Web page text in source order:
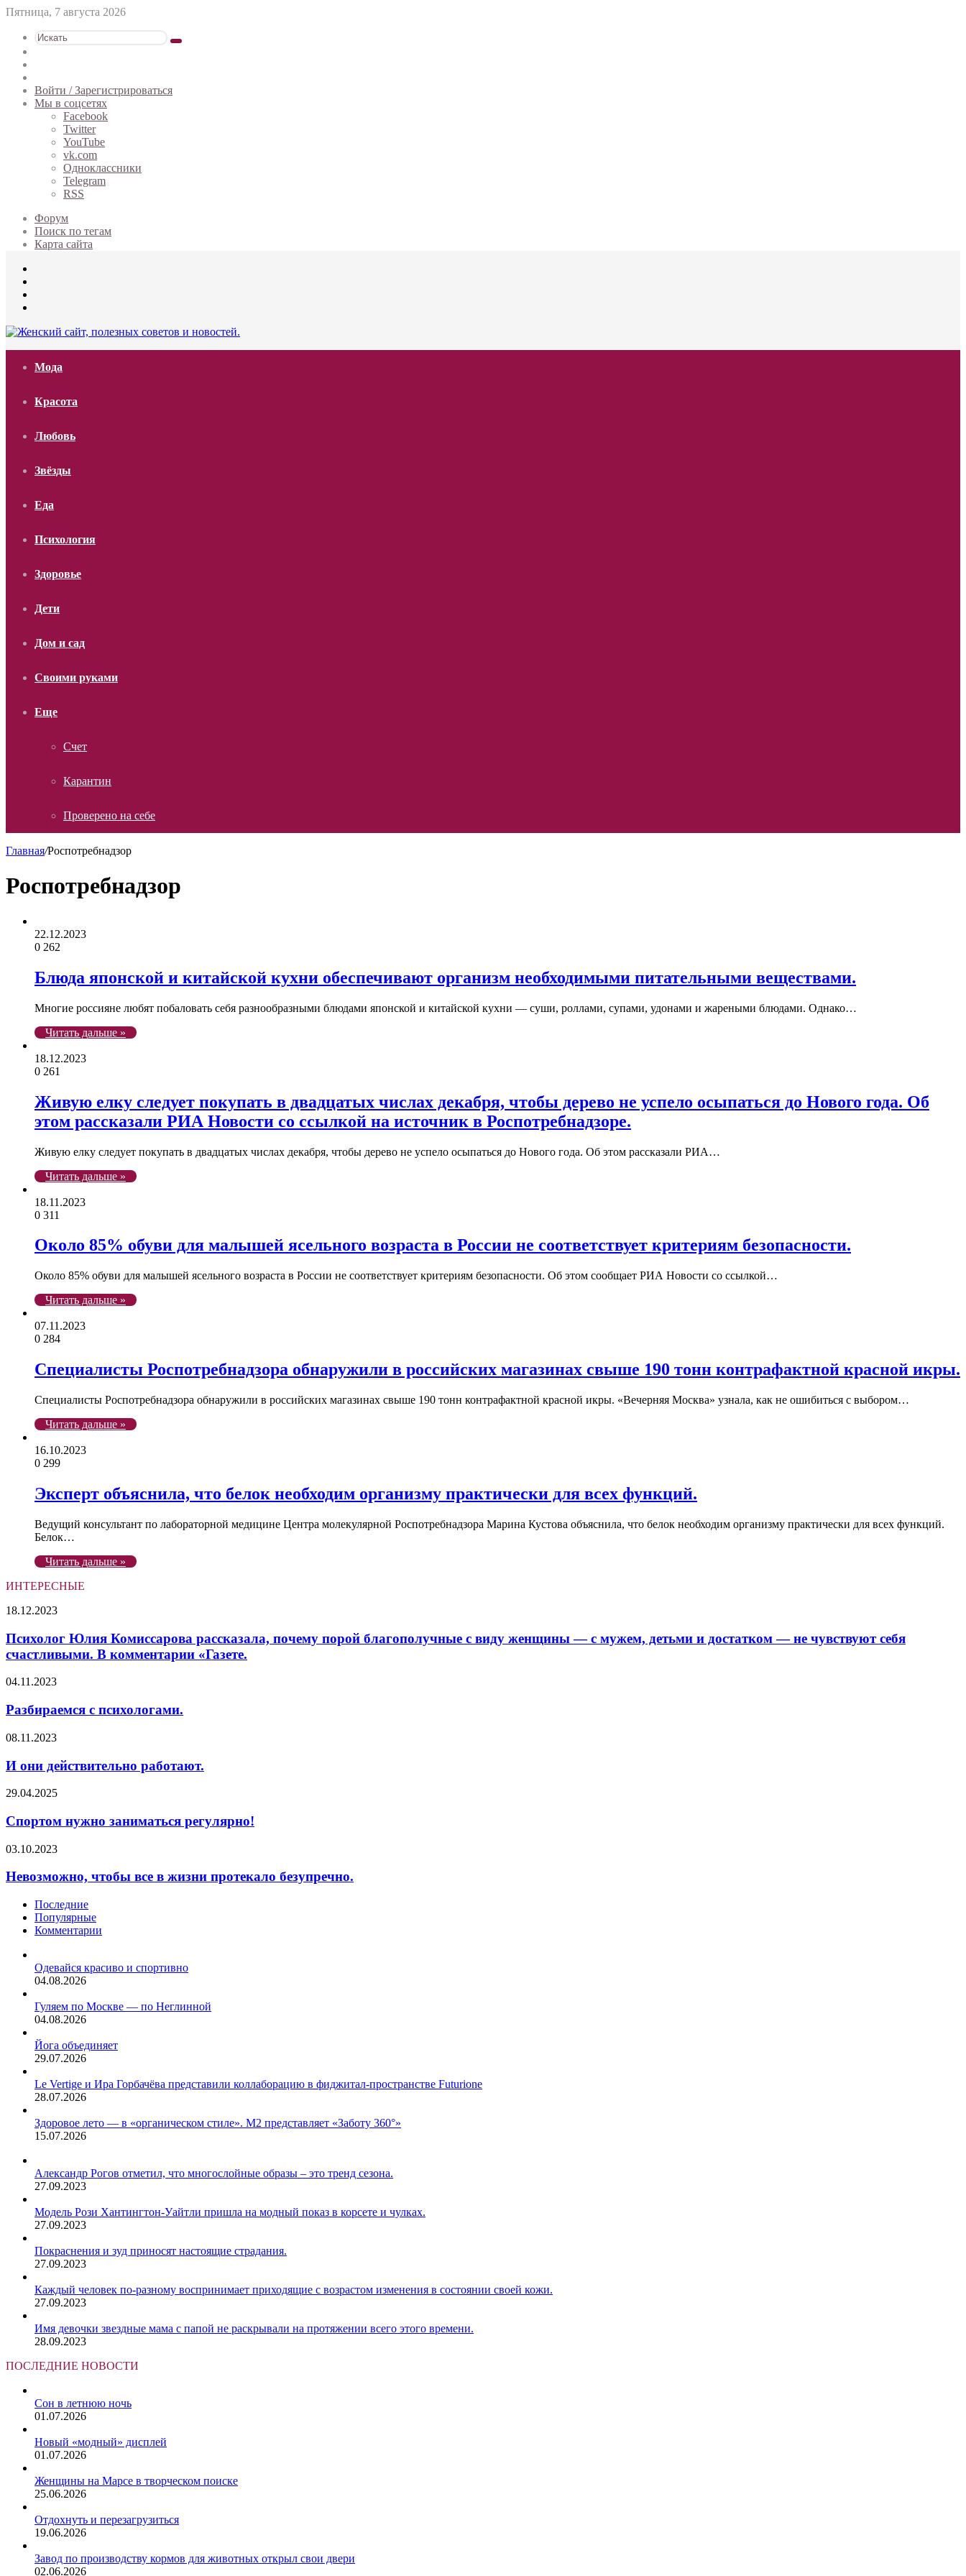
Пятница, 7 августа 2026
Искать
статья
Войти / Зарегистрироваться
Мы в соцсетях
Facebook
Twitter
YouTube
vk.com
Одноклассники
Telegram
RSS
Форум
Поиск по тегам
Карта сайта
Мода
Красота
Любовь
Звёзды
Еда
Психология
Здоровье
Дети
Дом и сад
Своими руками
Еще
Счет
Карантин
Проверено на себе
Главная/Роспотребнадзор
Роспотребнадзор
22.12.2023
0 262
Блюда японской и китайской кухни обеспечивают организм необходимыми питательными веществами.
Многие россияне любят побаловать себя разнообразными блюдами японской и китайской кухни — суши, роллами, супами, удонами и жареными блюдами. Однако…
Читать дальше »
18.12.2023
0 261
Живую елку следует покупать в двадцатых числах декабря, чтобы дерево не успело осыпаться до Нового года. Об
этом рассказали РИА Новости со ссылкой на источник в Роспотребнадзоре.
Живую елку следует покупать в двадцатых числах декабря, чтобы дерево не успело осыпаться до Нового года. Об этом рассказали РИА…
Читать дальше »
18.11.2023
0 311
Около 85% обуви для малышей ясельного возраста в России не соответствует критериям безопасности.
Около 85% обуви для малышей ясельного возраста в России не соответствует критериям безопасности. Об этом сообщает РИА Новости со ссылкой…
Читать дальше »
07.11.2023
0 284
Специалисты Роспотребнадзора обнаружили в российских магазинах свыше 190 тонн контрафактной красной икры.
Специалисты Роспотребнадзора обнаружили в российских магазинах свыше 190 тонн контрафактной красной икры. «Вечерняя Москва» узнала, как не ошибиться с выбором…
Читать дальше »
16.10.2023
0 299
Эксперт объяснила, что белок необходим организму практически для всех функций.
Ведущий консультант по лабораторной медицине Центра молекулярной Роспотребнадзора Марина Кустова объяснила, что белок необходим организму практически для всех функций.
Белок…
Читать дальше »
ИНТЕРЕСНЫЕ
Психолог
Комиссарова
рассказала,
почему
благополучные
виду
—
мужем,
и
—
не
чувствуют
себя
В
«Газете.
18.12.2023
Психолог Юлия Комиссарова рассказала, почему порой благополучные с виду женщины — с мужем, детьми и достатком — не чувствуют себя
счастливыми. В комментарии «Газете.
Разбираемся
психологами.
04.11.2023
Разбираемся с психологами.
И
действительно
работают.
08.11.2023
И они действительно работают.
Спортом
заниматься
регулярно!
29.04.2025
Спортом нужно заниматься регулярно!
Невозможно,
все
жизни
протекало
безупречно.
03.10.2023
Невозможно, чтобы все в жизни протекало безупречно.
Последние
Популярные
Комментарии
Одевайся красиво и спортивно
04.08.2026
Гуляем по Москве — по Неглинной
04.08.2026
Йога объединяет
29.07.2026
Le Vertige и Ира Горбачёва представили коллаборацию в фиджитал-пространстве Futurione
28.07.2026
Здоровое лето — в «органическом стиле». М2 представляет «Заботу 360°»
15.07.2026
Александр Рогов отметил, что многослойные образы – это тренд сезона.
27.09.2023
Модель Рози Хантингтон-Уайтли пришла на модный показ в корсете и чулках.
27.09.2023
Покраснения и зуд приносят настоящие страдания.
27.09.2023
Каждый человек по-разному воспринимает приходящие с возрастом изменения в состоянии своей кожи.
27.09.2023
Имя девочки звездные мама с папой не раскрывали на протяжении всего этого времени.
28.09.2023
ПОСЛЕДНИЕ НОВОСТИ
Сон в летнюю ночь
01.07.2026
Новый «модный» дисплей
01.07.2026
Женщины на Марсе в творческом поиске
25.06.2026
Отдохнуть и перезагрузиться
19.06.2026
Завод по производству кормов для животных открыл свои двери
02.06.2026